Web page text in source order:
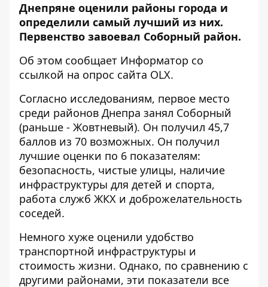
Днепряне оценили районы города и
определили самый лучший из них.
Первенство завоевал Соборный район.
Об этом сообщает Информатор со
ссылкой на опрос сайта OLX.
Согласно исследованиям, первое место
среди районов Днепра занял Соборный
(раньше - Жовтневый). Он получил 45,7
баллов из 70 возможных. Он получил
лучшие оценки по 6 показателям:
безопасность, чистые улицы, наличие
инфраструктуры для детей и спорта,
работа служб ЖКХ и доброжелательность
соседей.
Немного хуже оценили удобство
транспортной инфраструктуры и
стоимость жизни. Однако, по сравнению с
другими районами, эти показатели все